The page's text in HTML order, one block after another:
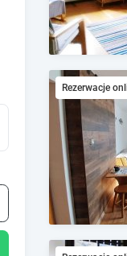
Rezerwacje